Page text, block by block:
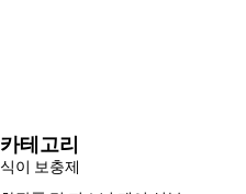
카테고리
식이 보충제